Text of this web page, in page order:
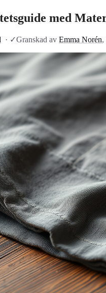
med
· ✓Granskad av Emma Norén,